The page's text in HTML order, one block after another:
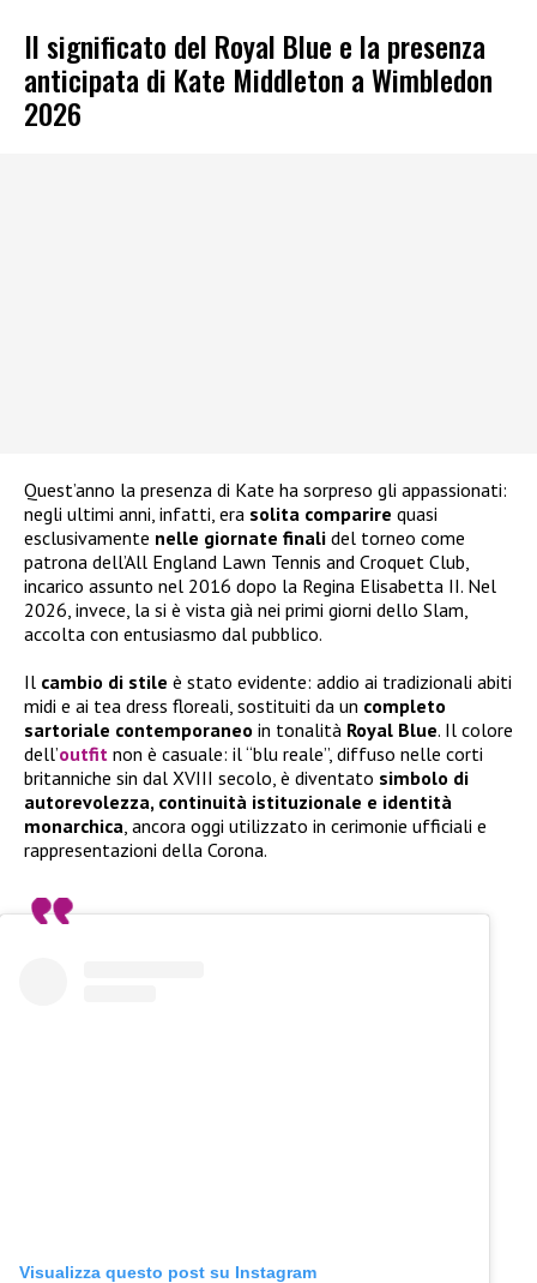
Il significato del Royal Blue e la presenza
anticipata di Kate Middleton a Wimbledon
2026
Quest’anno la presenza di Kate ha sorpreso gli appassionati:
negli ultimi anni, infatti, era solita comparire quasi
esclusivamente nelle giornate finali del torneo come
patrona dell’All England Lawn Tennis and Croquet Club,
incarico assunto nel 2016 dopo la Regina Elisabetta II. Nel
2026, invece, la si è vista già nei primi giorni dello Slam,
accolta con entusiasmo dal pubblico.
Il cambio di stile è stato evidente: addio ai tradizionali abiti
midi e ai tea dress floreali, sostituiti da un completo
sartoriale contemporaneo in tonalità Royal Blue. Il colore
dell’outfit non è casuale: il “blu reale”, diffuso nelle corti
britanniche sin dal XVIII secolo, è diventato simbolo di
autorevolezza, continuità istituzionale e identità
monarchica , ancora oggi utilizzato in cerimonie ufficiali e
rappresentazioni della Corona.
Visualizza questo post su Instagram